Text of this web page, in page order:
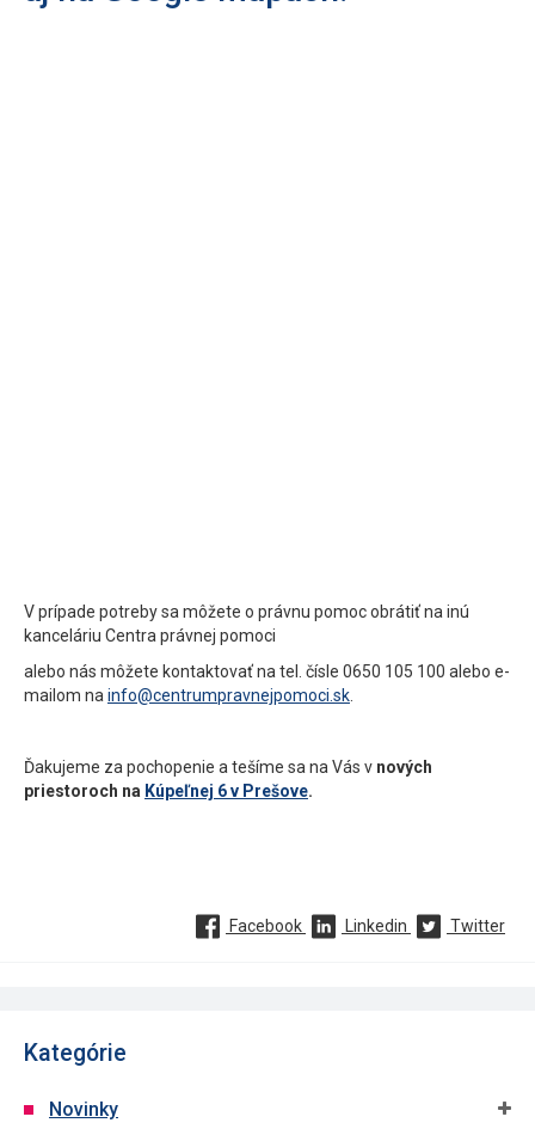
V prípade potreby sa môžete o právnu pomoc obrátiť na inú
kanceláriu Centra právnej pomoci
alebo nás môžete kontaktovať na tel. čísle 0650 105 100 alebo e-
mailom na info@centrumpravnejpomoci.sk
Ďakujeme za pochopenie a tešíme sa na Vás v nových
priestoroch na Kúpeľnej 6 v Prešove.
Facebook Linkedin Twitter
Kategórie
Novinky